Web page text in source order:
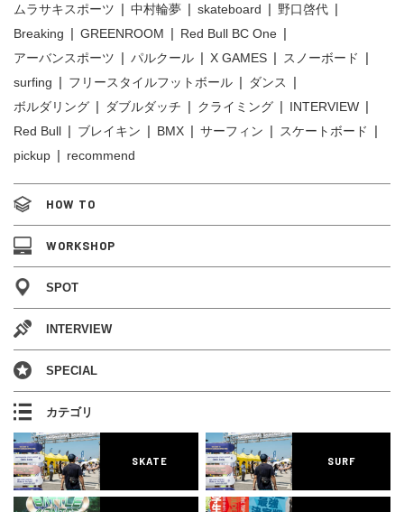
ムラサキスポーツ
中村輪夢 skateboard
野口啓代
Breaking
GREENROOM
Red Bull BC One
アーバンスポーツ
パルクール X GAMES
スノーボード
surfing
フリースタイルフットボール
ダンス
ボルダリング
ダブルダッチ クライミング
INTERVIEW
Red Bull
ブレイキン BMX サーフィン
スケートボード
pickup
recommend
HOW TO
WORKSHOP
SPOT
INTERVIEW
SPECIAL
カテゴリ
SKATE SURF